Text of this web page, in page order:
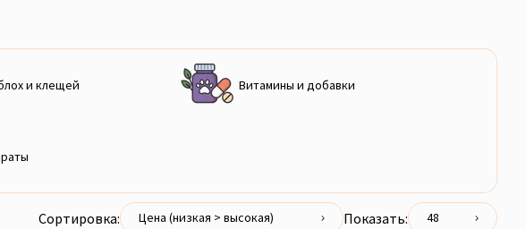
и клещей Витамины и добавки
Сортировка: Цена (низкая > высокая) Показать: 48